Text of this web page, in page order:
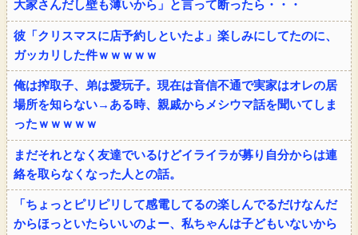
大家さんだし壁も薄いから」と言って断ったら・・・
彼「クリスマスに店予約しといたよ」楽しみにしてたのに、
ガッカリした件ｗｗｗｗｗ
俺は搾取子、弟は愛玩子。現在は音信不通で実家はオレの居
場所を知らない→ある時、親戚からメシウマ話を聞いてしま
ったｗｗｗｗｗ
まだそれとなく友達でいるけどイライラが募り自分からは連
絡を取らなくなった人との話。
「ちょっとピリピリして感電してるの楽しんでるだけなんだ
からほっといたらいいのよー、私ちゃんは子どもいないから